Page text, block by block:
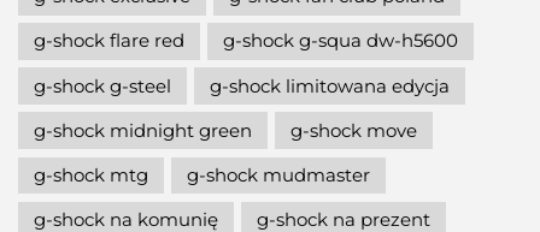
g-shock flare red
g-shock g-squa dw-h5600
g-shock g-steel
g-shock limitowana edycja
g-shock midnight green
g-shock move
g-shock mtg
g-shock mudmaster
g-shock na komunię
g-shock na prezent